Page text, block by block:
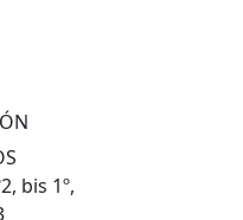
bis 1º,